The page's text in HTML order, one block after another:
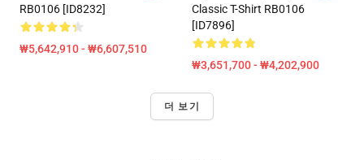
RB0106 [ID8232]
₩5,642,910 - ₩6,607,510
Classic T-Shirt RB0106
[ID7896]
₩3,651,700 - ₩4,202,900
더 보기